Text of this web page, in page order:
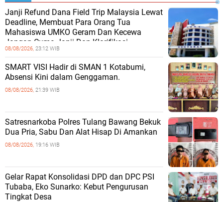
Janji Refund Dana Field Trip Malaysia Lewat
Deadline, Membuat Para Orang Tua
Mahasiswa UMKO Geram Dan Kecewa
Jangan Cuma Janji Dan Klarifikasi
08/08/2026, 23:12 WIB
SMART VISI Hadir di SMAN 1 Kotabumi,
Absensi Kini dalam Genggaman.
08/08/2026, 21:39 WIB
Satresnarkoba Polres Tulang Bawang Bekuk
Dua Pria, Sabu Dan Alat Hisap Di Amankan
08/08/2026, 19:16 WIB
Gelar Rapat Konsolidasi DPD dan DPC PSI
Tubaba, Eko Sunarko: Kebut Pengurusan
Tingkat Desa